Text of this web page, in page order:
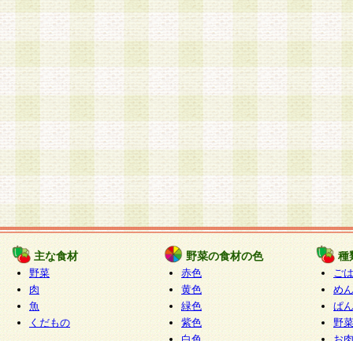
主な食材
野菜
肉
魚
くだもの
野菜の食材の色
赤色
黄色
緑色
紫色
種
ご
めん
ぱん
野